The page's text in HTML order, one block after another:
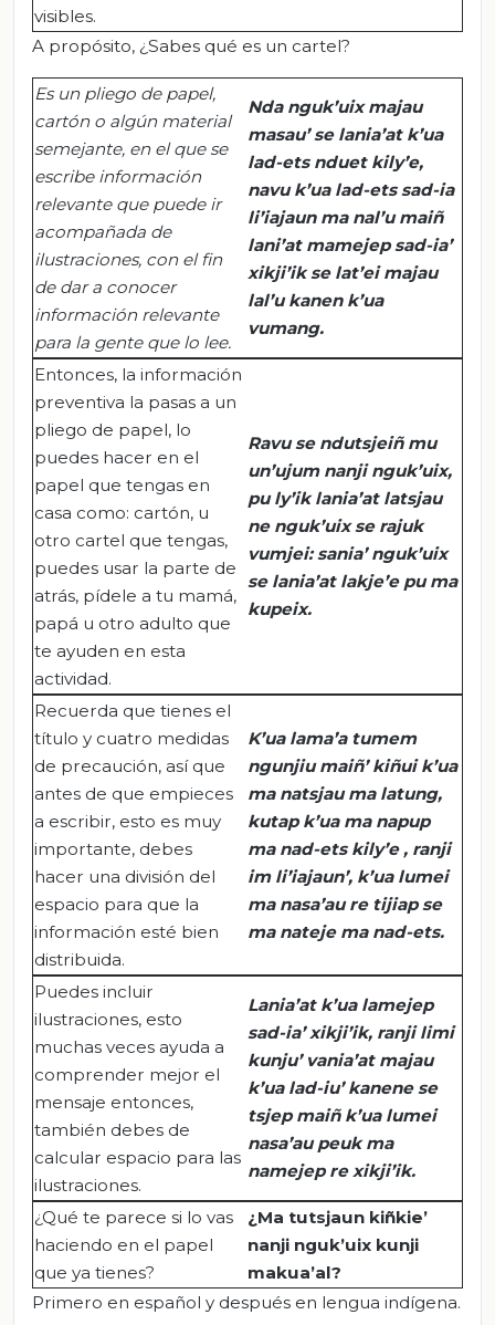
visibles.
A propósito, ¿Sabes qué es un cartel?
Es un pliego de papel,
cartón o algún material
semejante, en el que se
escribe información
relevante que puede ir
acompañada de
ilustraciones, con el fin
de dar a conocer
información relevante
para la gente que lo lee.
Nda nguk’uix majau
masau’ se lania’at k’ua
lad-ets nduet kily’e,
navu k’ua lad-ets sad-ia
li’iajaun ma nal’u maiñ
lani’at mamejep sad-ia’
xikji’ikse lat’ei majau
lal’u kanen k’ua
vumang.
Entonces, la información
preventiva la pasas a un
pliego de papel, lo
puedes hacer en el
papel que tengas en
casa como: cartón, u
otro cartel que tengas,
puedes usar la parte de
atrás, pídele a tu mamá,
papá u otro adulto que
te ayuden en esta
actividad.
Ravuse ndutsjeiñmu
un’ujum nanji nguk’uix,
pu ly’ik lania’at latsjau
ne nguk’uixse rajuk
vumjei:sania’nguk’uix
se lania’at lakje’e pu ma
kupeix.
Recuerda que tienes el
título y cuatro medidas
de precaución, así que
antes de que empieces
a escribir, esto es muy
importante, debes
hacer una división del
espacio para que la
información esté bien
distribuida.
K’ua lama’a tumem
ngunjiu maiñ’kiñui k’ua
ma natsjau ma latung,
kutap k’ua ma napup
ma nad-ets kily’e, ranji
im li’iajaun’, k’ua lumei
ma nasa’aure tijiapse
ma nateje ma nad-ets.
Puedes incluir
ilustraciones, esto
muchas veces ayuda a
comprender mejor el
mensaje entonces,
también debes de
calcular espacio para las
ilustraciones.
Lania’at k’ua lamejep
sad-ia’xikji’ik, ranji limi
kunju’ vania’at majau
k’ua lad-iu’kanenese
tsjep maiñ k’ua lumei
nasa’au peuk ma
namejeprexikji’ik.
¿Qué te parece si lo vas
haciendo en el papel
que ya tienes?
¿Ma tutsjaun kiñkie’
nanji nguk’uix kunji
makua’al?
Primero en español y después en lengua indígena.